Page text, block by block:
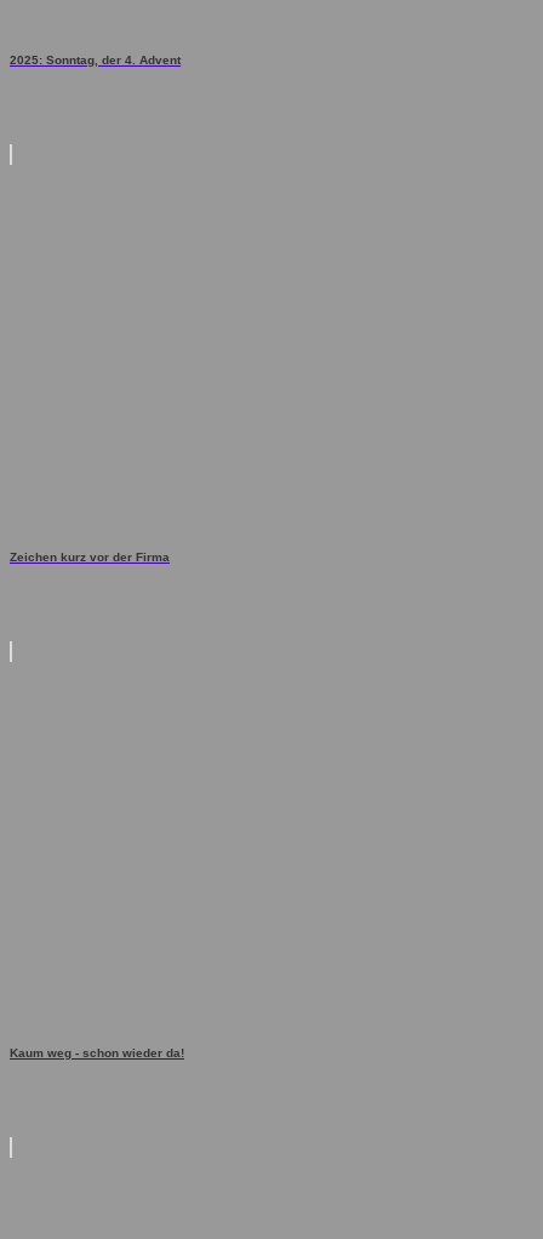
2025: Sonntag, der 4. Advent
Zeichen kurz vor der Firma
Kaum weg - schon wieder da!